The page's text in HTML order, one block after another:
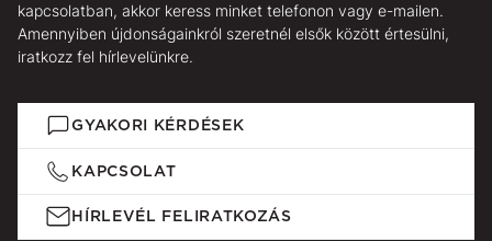
kapcsolatban, akkor keress minket telefonon vagy e-mailen.
Amennyiben újdonságainkról szeretnél elsők között értesülni,
iratkozz fel hírlevelünkre.
GYAKORI KÉRDÉSEK
KAPCSOLAT
HÍRLEVÉL FELIRATKOZÁS